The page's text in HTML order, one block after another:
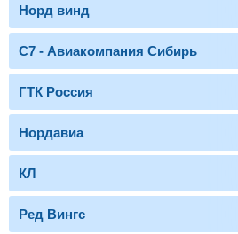
Норд винд
С7 - Авиакомпания Сибирь
ГТК Россия
Нордавиа
КЛ
Ред Вингс